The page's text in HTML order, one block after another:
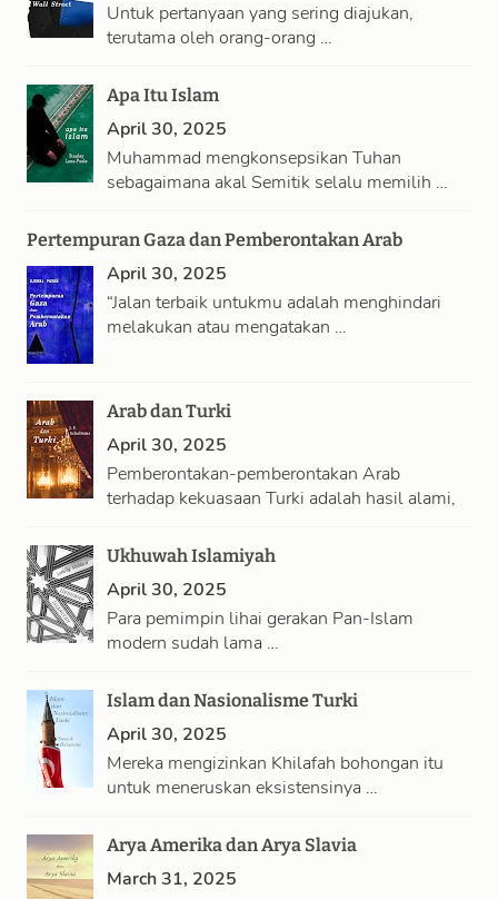
Untuk pertanyaan yang sering diajukan,
terutama oleh orang-orang …
Apa Itu Islam
April 30, 2025
Muhammad mengkonsepsikan Tuhan
sebagaimana akal Semitik selalu memilih …
Pertempuran Gaza dan Pemberontakan Arab
April 30, 2025
“Jalan terbaik untukmu adalah menghindari
melakukan atau mengatakan …
Arab dan Turki
April 30, 2025
Pemberontakan-pemberontakan Arab
terhadap kekuasaan Turki adalah hasil alami,
Ukhuwah Islamiyah
April 30, 2025
Para pemimpin lihai gerakan Pan-Islam
modern sudah lama …
Islam dan Nasionalisme Turki
April 30, 2025
Mereka mengizinkan Khilafah bohongan itu
untuk meneruskan eksistensinya …
Arya Amerika dan Arya Slavia
March 31, 2025